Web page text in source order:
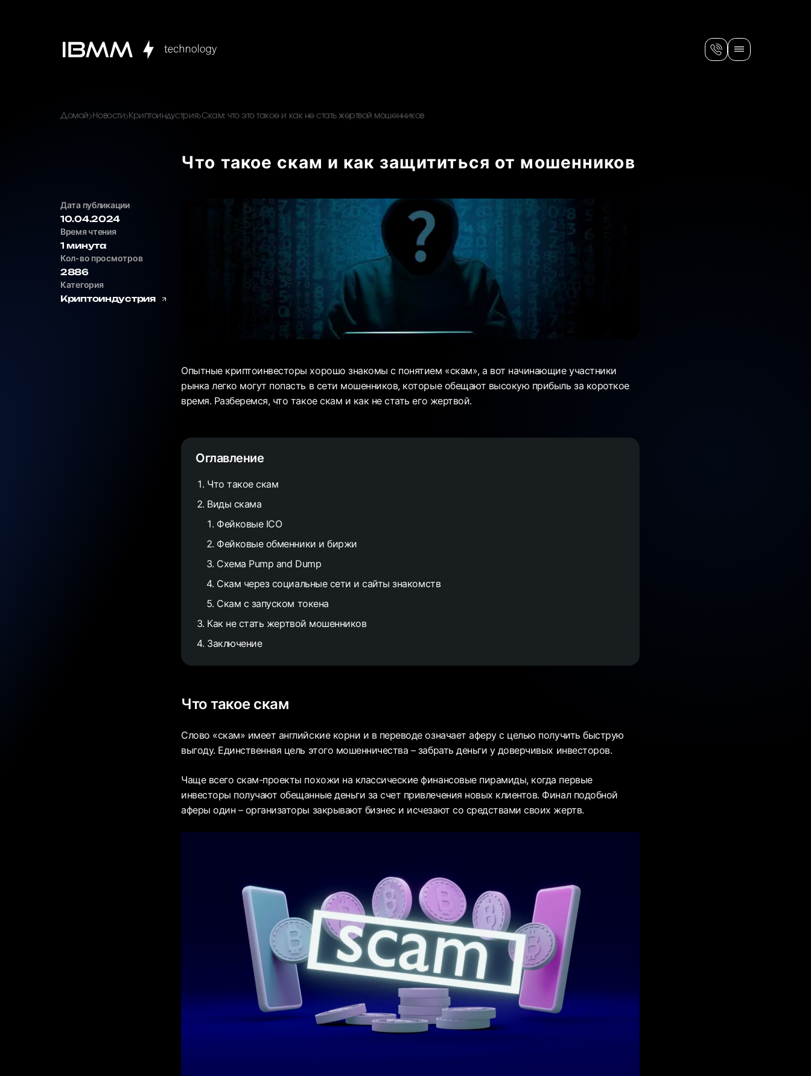
Домой Новости Криптоиндустрия Скам: что это такое и как не стать жертвой мошенников
Что такое скам и как защититься от мошенников
Дата публикации
10.04.2024
Время чтения
1 минута
Кол-во просмотров
2886
Категория
Криптоиндустрия
Опытные криптоинвесторы хорошо знакомы с понятием «скам», а вот начинающие участники
рынка легко могут попасть в сети мошенников, которые обещают высокую прибыль за короткое
время. Разберемся, что такое скам и как не стать его жертвой.
Оглавление
Что такое скам
Виды скама
Фейковые ICO
Фейковые обменники и биржи
Схема Pump and Dump
Скам через социальные сети и сайты знакомств
Скам с запуском токена
Как не стать жертвой мошенников
Заключение
Что такое скам
Слово «скам» имеет английские корни и в переводе означает аферу с целью получить быструю
выгоду. Единственная цель этого мошенничества – забрать деньги у доверчивых инвесторов.
Чаще всего скам-проекты похожи на классические финансовые пирамиды, когда первые
инвесторы получают обещанные деньги за счет привлечения новых клиентов. Финал подобной
аферы один – организаторы закрывают бизнес и исчезают со средствами своих жертв.